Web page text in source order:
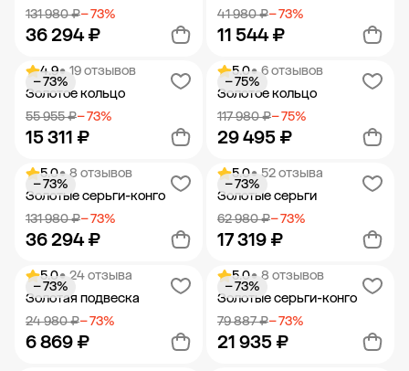
131 980 ₽− 73%
36 294 ₽
Добавить в корзину
41 980 ₽− 73%
11 544 ₽
Добавить в корзину
4.9• 19 отзывов
Золотое кольцо
55 955 ₽− 73%
15 311 ₽
− 73%
Добавить в корзину
5.0• 6 отзывов
Золотое кольцо
117 980 ₽− 75%
29 495 ₽
− 75%
Добавить в корзину
5.0• 8 отзывов
Золотые серьги-конго
131 980 ₽− 73%
36 294 ₽
− 73%
Добавить в корзину
5.0• 52 отзыва
Золотые серьги
62 980 ₽− 73%
17 319 ₽
− 73%
Добавить в корзину
5.0• 24 отзыва
Золотая подвеска
24 980 ₽− 73%
6 869 ₽
− 73%
5.0• 8 отзывов
Золотые серьги-конго
79 887 ₽− 73%
21 935 ₽
− 73%